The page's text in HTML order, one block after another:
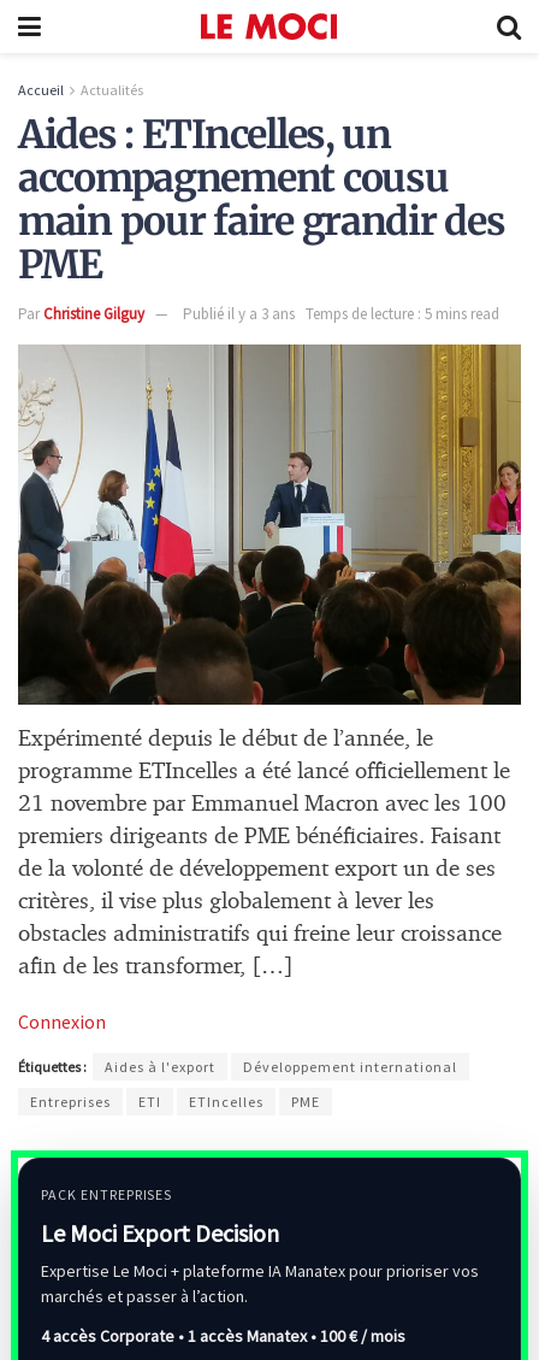
Accueil Actualités
Aides : ETIncelles, un
accompagnement cousu
main pour faire grandir des
PME
ParChristine Gilguy Publié il y a 3 ans Temps de lecture : 5 mins read
Expérimenté depuis le début de l’année, le
programme ETIncelles a été lancé officiellement le
21 novembre par Emmanuel Macron avec les 100
premiers dirigeants de PME bénéficiaires. Faisant
de la volonté de développement export un de ses
critères, il vise plus globalement à lever les
obstacles administratifs qui freine leur croissance
afin de les transformer, […]
Connexion
Étiquettes : Aides à l'export
Développement international
Entreprises
ETI ETIncelles PME
PACK ENTREPRISES
Le Moci Export Decision
Expertise Le Moci + plateforme IA Manatex pour prioriser vos
marchés et passer à l’action.
4 accès Corporate • 1 accès Manatex •100 € / mois